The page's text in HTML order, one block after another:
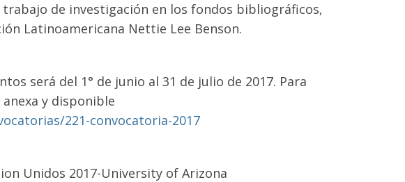
de investigación en los fondos bibliográficos,
Latinoamericana Nettie Lee Benson.
será del 1° de junio al 31 de julio de 2017. Para
y disponible
221-convocatoria-2017
Unidos 2017-University of Arizona